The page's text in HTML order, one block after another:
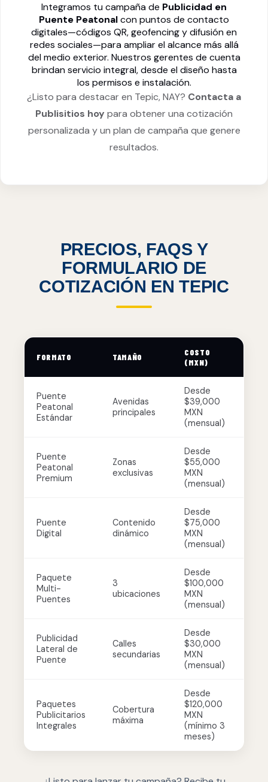
Integramos tu campaña de Publicidad en
Puente Peatonalcon puntos de contacto
digitales—códigos QR, geofencing y difusión en
redes sociales—para ampliar el alcance más allá
del medio exterior. Nuestros gerentes de cuenta
brindan servicio integral, desde el diseño hasta
los permisos e instalación.
¿Listo para destacar en Tepic, NAY? Contacta a
Publisitios hoy para obtener una cotización
personalizada y un plan de campaña que genere
resultados.
PRECIOS, FAQS Y
FORMULARIO DE
COTIZACIÓN EN TEPIC
FORMATO TAMAÑO
COSTO
(MXN)
Puente
Peatonal
Estándar
Avenidas
principales
Desde
$39,000
MXN
(mensual)
Puente
Peatonal
Premium
Zonas
exclusivas
Desde
$55,000
MXN
(mensual)
Puente
Digital
Contenido
dinámico
Desde
$75,000
MXN
(mensual)
Paquete
Multi-
Puentes
3
ubicaciones
Desde
$100,000
MXN
(mensual)
Publicidad
Lateral de
Puente
Calles
secundarias
Desde
$30,000
MXN
(mensual)
Paquetes
Publicitarios
Integrales
Cobertura
máxima
Desde
$120,000
MXN
(mínimo 3
meses)